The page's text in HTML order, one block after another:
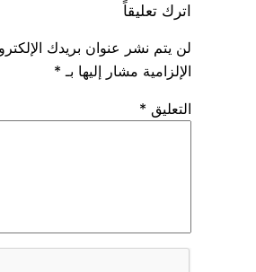
اترك تعليقاً
لن يتم نشر عنوان بريدك الإلكتروني.
الإلزامية مشار إليها بـ*
التعليق*